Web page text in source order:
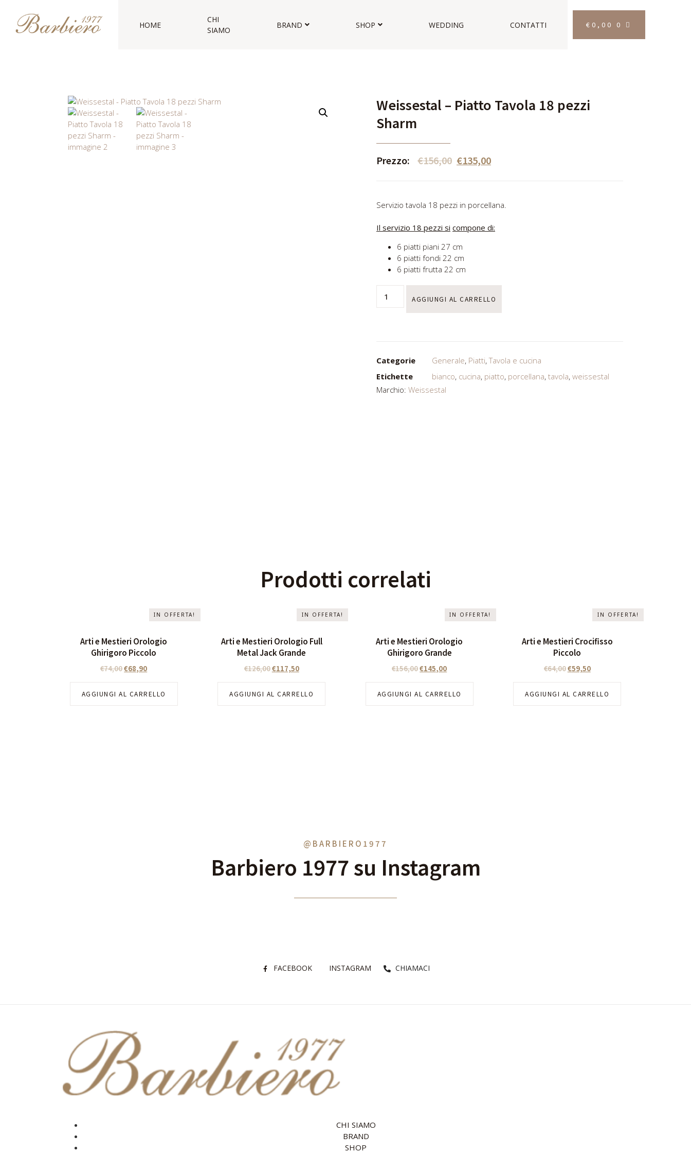
HOME
CHI
SIAMO
BRAND SHOP WEDDING CONTATTI € 0,00 0
Weissestal – Piatto Tavola 18 pezzi
Sharm
Prezzo: €156,00 €135,00
Servizio tavola 18 pezzi in porcellana.
Il servizio 18 pezzi si compone di:
6 piatti piani 27 cm
6 piatti fondi 22 cm
6 piatti frutta 22 cm
AGGIUNGI AL CARRELLO
Categorie Generale, Piatti,Tavola e cucina
Etichette
bianco, cucina, piatto, porcellana, tavola, weissestal
Marchio: Weissestal
Prodotti correlati
IN OFFERTA!
Arti e Mestieri Orologio
Ghirigoro Piccolo
€74,00€68,90
AGGIUNGI AL CARRELLO
IN OFFERTA!
Arti e Mestieri Orologio Full
Metal Jack Grande
€126,00€117,50
AGGIUNGI AL CARRELLO
IN OFFERTA!
Arti e Mestieri Orologio
Ghirigoro Grande
€156,00€145,00
AGGIUNGI AL CARRELLO
IN OFFERTA!
Arti e Mestieri Crocifisso
Piccolo
€64,00€59,50
AGGIUNGI AL CARRELLO
@BARBIERO1977
Barbiero 1977 su Instagram
FACEBOOK INSTAGRAM CHIAMACI
CHI SIAMO
BRAND
SHOP